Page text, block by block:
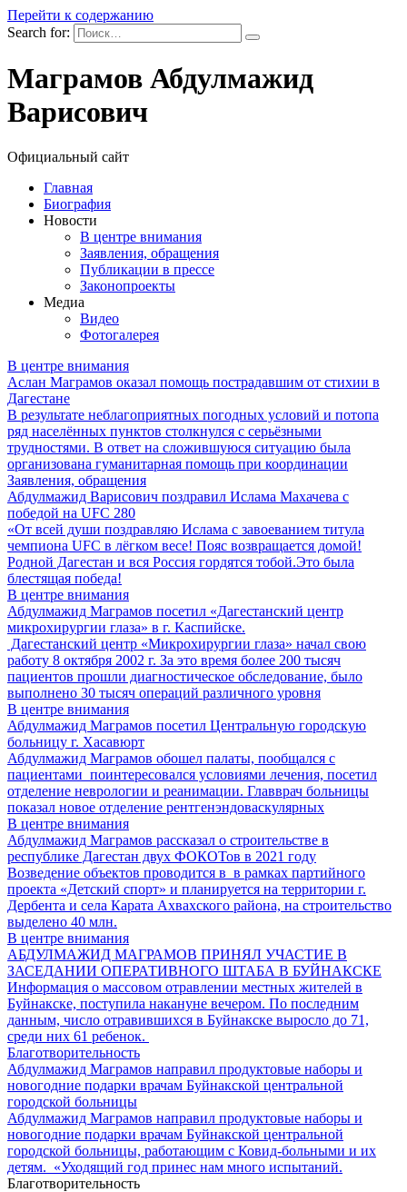
Перейти к содержанию
Search for:
Маграмов Абдулмажид
Варисович
Официальный сайт
Главная
Биография
Новости
В центре внимания
Заявления, обращения
Публикации в прессе
Законопроекты
Медиа
Видео
Фотогалерея
В центре внимания
Аслан Маграмов оказал помощь пострадавшим от стихии в
Дагестане
В результате неблагоприятных погодных условий и потопа
ряд населённых пунктов столкнулся с серьёзными
трудностями. В ответ на сложившуюся ситуацию была
организована гуманитарная помощь при координации
Заявления, обращения
Абдулмажид Варисович поздравил Ислама Махачева с
победой на UFC 280
«От всей души поздравляю Ислама с завоеванием титула
чемпиона UFC в лёгком весе! Пояс возвращается домой!
Родной Дагестан и вся Россия гордятся тобой.Это была
блестящая победа!
В центре внимания
Абдулмажид Маграмов посетил «Дагестанский центр
микрохирургии глаза» в г. Каспийске.
Дагестанский центр «Микрохирургии глаза» начал свою
работу 8 октября 2002 г. За это время более 200 тысяч
пациентов прошли диагностическое обследование, было
выполнено 30 тысяч операций различного уровня
В центре внимания
Абдулмажид Маграмов посетил Центральную городскую
больницу г. Хасавюрт
Абдулмажид Маграмов обошел палаты, пообщался с
пациентами поинтересовался условиями лечения, посетил
отделение неврологии и реанимации. Главврач больницы
показал новое отделение рентгенэндоваскулярных
В центре внимания
Абдулмажид Маграмов рассказал о строительстве в
республике Дагестан двух ФОКОТов в 2021 году
Возведение объектов проводится в в рамках партийного
проекта «Детский спорт» и планируется на территории г.
Дербента и села Карата Ахвахского района, на строительство
выделено 40 млн.
В центре внимания
АБДУЛМАЖИД МАГРАМОВ ПРИНЯЛ УЧАСТИЕ В
ЗАСЕДАНИИ ОПЕРАТИВНОГО ШТАБА В БУЙНАКСКЕ
Информация о массовом отравлении местных жителей в
Буйнакске, поступила накануне вечером. По последним
данным, число отравившихся в Буйнакске выросло до 71,
среди них 61 ребенок.
Благотворительность
Абдулмажид Маграмов направил продуктовые наборы и
новогодние подарки врачам Буйнакской центральной
городской больницы
Абдулмажид Маграмов направил продуктовые наборы и
новогодние подарки врачам Буйнакской центральной
городской больницы, работающим с Ковид-больными и их
детям. «Уходящий год принес нам много испытаний.
Благотворительность